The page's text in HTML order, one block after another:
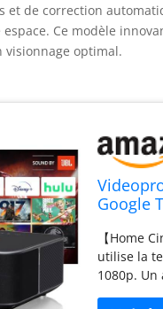
et de correction
Ce modèle
visionnage optimal.
Google
【Home
utilise la
1080p.
ambiante